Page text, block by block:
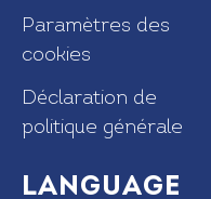
Paramètres des
cookies
Déclaration de
politique générale
Language